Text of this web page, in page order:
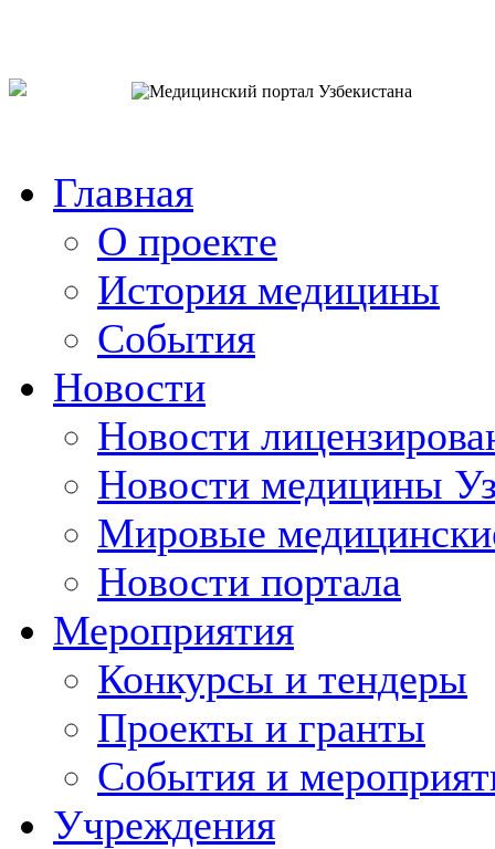
Главная
О проекте
История медицины
События
Новости
Новости
Новости медицины
Мировые
Новости портала
Мероприятия
Конкурсы и тендеры
Проекты и гранты
События и
Учреждения